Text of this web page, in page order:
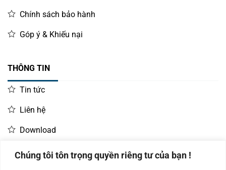
Chúng tôi tôn trọng quyền riêng tư của bạn !
Chính sách bảo hành
Góp ý & Khiếu nại
THÔNG TIN
Tin tức
Liên hệ
Download
LIÊN HỆ MUA HÀNG